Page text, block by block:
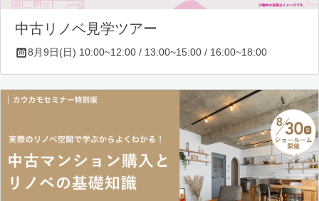
中古リノベ見学ツアー
8月9日(日) 10:00~12:00 / 13:00~15:00 / 16:00~18:00